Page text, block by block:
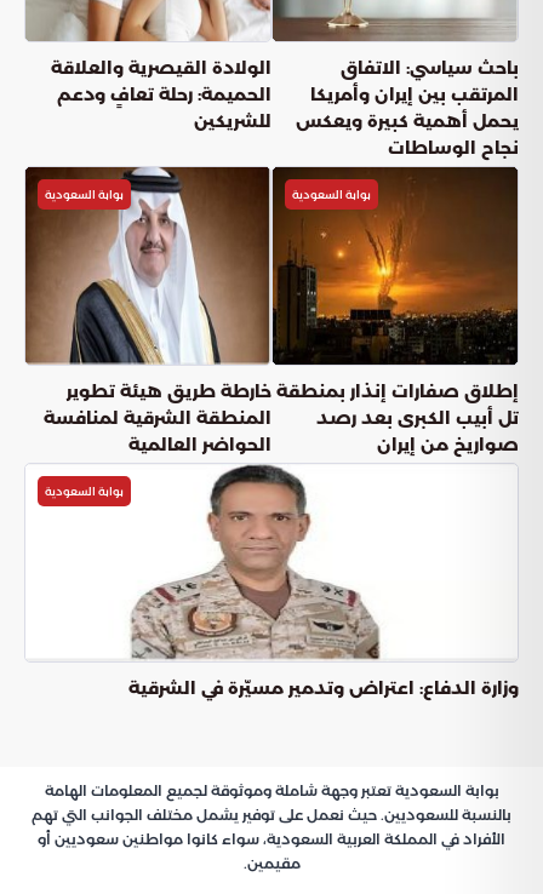
باحث سياسي: الاتفاق
المرتقب بين إيران وأمريكا
يحمل أهمية كبيرة ويعكس
نجاح الوساطات
الولادة القيصرية والعلاقة
الحميمة: رحلة تعافٍ ودعم
للشريكين
بوابة السعودية
إطلاق صفارات إنذار بمنطقة
تل أبيب الكبرى بعد رصد
صواريخ من إيران
بوابة السعودية
خارطة طريق هيئة تطوير
المنطقة الشرقية لمنافسة
الحواضر العالمية
بوابة السعودية
وزارة الدفاع: اعتراض وتدمير مسيّرة في الشرقية
بوابة السعودية تعتبر وجهة شاملة وموثوقة لجميع المعلومات الهامة
بالنسبة للسعوديين. حيث نعمل على توفير يشمل مختلف الجوانب التي تهم
الأفراد في المملكة العربية السعودية، سواء كانوا مواطنين سعوديين أو
مقيمين.